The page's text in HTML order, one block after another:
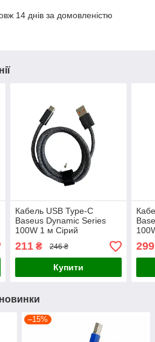
14 днів за домовленістю
Кабель USB Type-C
Baseus Dynamic Series
100W 1 м Сірий
211₴ 246 ₴
Купити
299
–15%